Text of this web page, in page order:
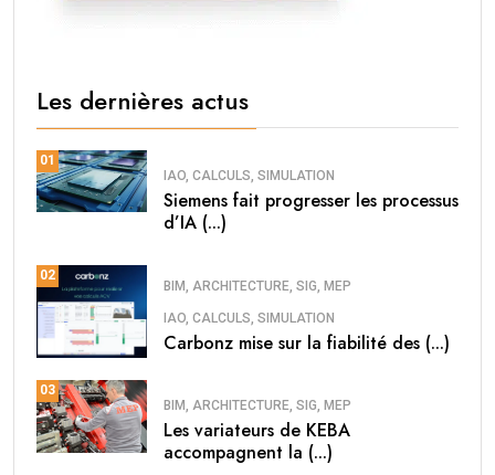
Les dernières actus
01
IAO, CALCULS, SIMULATION
Siemens fait progresser les processus
d’IA (...)
02
BIM, ARCHITECTURE, SIG, MEP
IAO, CALCULS, SIMULATION
Carbonz mise sur la fiabilité des (...)
03
BIM, ARCHITECTURE, SIG, MEP
Les variateurs de KEBA
accompagnent la (...)